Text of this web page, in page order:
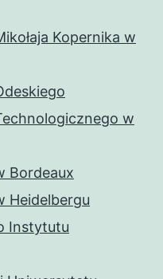
Kopernika w
w
Bordeaux
Heidelbergu
Instytutu